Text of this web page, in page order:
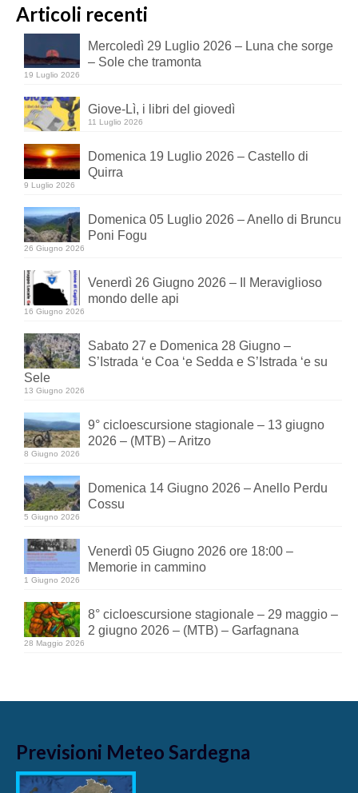
Articoli recenti
Mercoledì 29 Luglio 2026 – Luna che sorge
– Sole che tramonta
19 Luglio 2026
Giove-Lì, i libri del giovedì
11 Luglio 2026
Domenica 19 Luglio 2026 – Castello di
Quirra
9 Luglio 2026
Domenica 05 Luglio 2026 – Anello di Bruncu
Poni Fogu
26 Giugno 2026
Venerdì 26 Giugno 2026 – Il Meraviglioso
mondo delle api
16 Giugno 2026
Sabato 27 e Domenica 28 Giugno –
S’Istrada ‘e Coa ‘e Sedda e S’Istrada ‘e su
Sele
13 Giugno 2026
9° cicloescursione stagionale – 13 giugno
2026 – (MTB) – Aritzo
8 Giugno 2026
Domenica 14 Giugno 2026 – Anello Perdu
Cossu
5 Giugno 2026
Venerdì 05 Giugno 2026 ore 18:00 –
Memorie in cammino
1 Giugno 2026
8° cicloescursione stagionale – 29 maggio –
2 giugno 2026 – (MTB) – Garfagnana
28 Maggio 2026
Previsioni Meteo Sardegna